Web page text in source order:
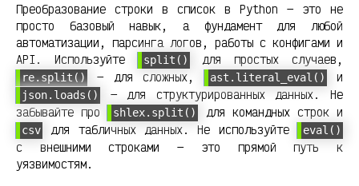
Преобразование строки в список в Python — это не
просто базовый навык, а фундамент для любой
автоматизации, парсинга логов, работы с конфигами и
API. Используйте
split() для простых случаев,
re.split() — для сложных, ast.literal_eval() и
json.loads()
— для структурированных данных. Не
забывайте про
shlex.split() для командных строк и
csv для табличных данных. Не используйте eval()
с внешними строками — это прямой путь к
уязвимостям.